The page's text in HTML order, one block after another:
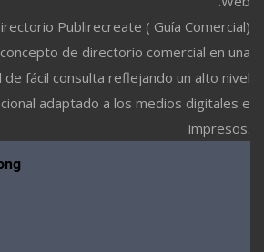
Publirecreate ( Guía Comercial)
de directorio comercial en una
de fácil consulta reflejando un alto nivel
adaptado a los medios digitales e
impresos.